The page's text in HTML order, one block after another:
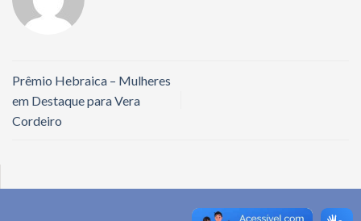
Prêmio Hebraica – Mulheres
em Destaque para Vera
Cordeiro